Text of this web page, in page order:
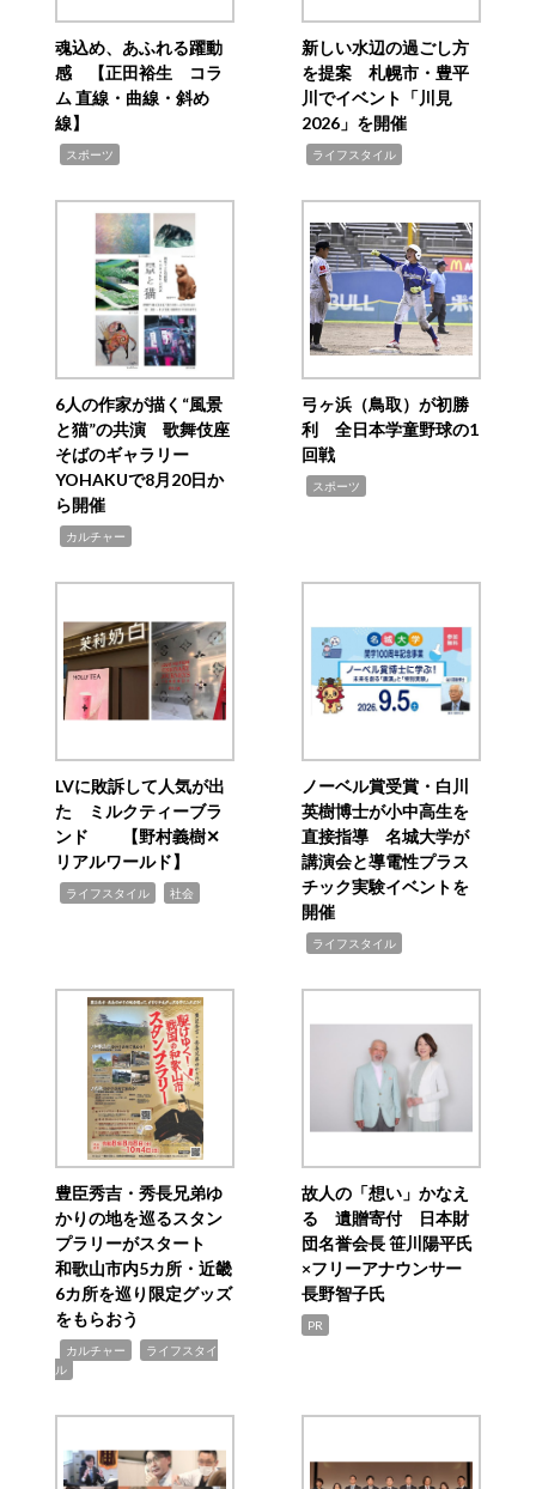
魂込め、あふれる躍動
感 【正田裕生 コラ
ム 直線・曲線・斜め
線】
スポーツ
新しい水辺の過ごし方
を提案 札幌市・豊平
川でイベント「川見
2026」を開催
ライフスタイル
6人の作家が描く“風景
と猫”の共演 歌舞伎座
そばのギャラリー
YOHAKUで8月20日か
ら開催
カルチャー
弓ヶ浜（鳥取）が初勝
利 全日本学童野球の1
回戦
スポーツ
LVに敗訴して人気が出
た ミルクティーブラ
ンド 【野村義樹✕
リアルワールド】
ライフスタイル 社会
ノーベル賞受賞・白川
英樹博士が小中高生を
直接指導 名城大学が
講演会と導電性プラス
チック実験イベントを
開催
ライフスタイル
豊臣秀吉・秀長兄弟ゆ
かりの地を巡るスタン
プラリーがスタート
和歌山市内5カ所・近畿
6カ所を巡り限定グッズ
をもらおう
カルチャー
ライフスタイ
ル
故人の「想い」かなえ
る 遺贈寄付 日本財
団名誉会長 笹川陽平氏
×フリーアナウンサー
長野智子氏
PR